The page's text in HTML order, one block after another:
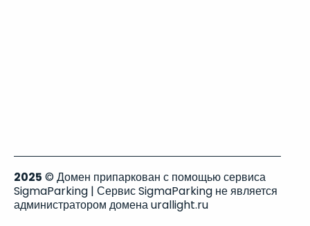
2025 © Домен припаркован с помощью сервиса
SigmaParking | Сервис SigmaParking не является
администратором домена urallight.ru